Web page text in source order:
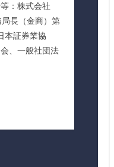
：株式会社
長（金商）第
本証券業協
、一般社団法